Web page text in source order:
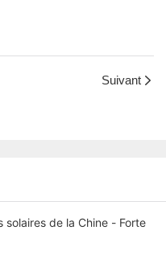
Suivant
solaires de la Chine - Forte